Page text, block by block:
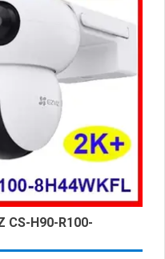
CS-H90-R100-